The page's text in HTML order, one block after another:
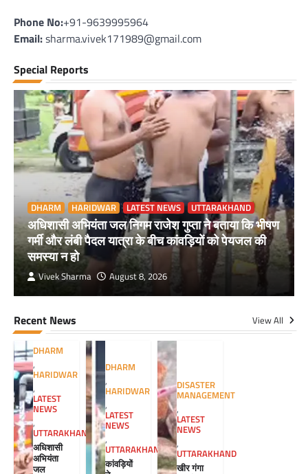
Phone No:+91-9639995964
Email:sharma.vivek171989@gmail.com
Special Reports
DHARM HARIDWAR LATEST NEWS UTTARAKHAND
अधिशासी अभियंता जल निगम राजेश गुप्ता ने बताया कि भीषण
गर्मी और लंबी पैदल यात्रा के बीच कांवड़ियों को पेयजल की
समस्या न हो
Vivek Sharma August 8, 2026
Recent News View All
DHARM
,
HARIDWAR
,
LATEST
NEWS
,
UTTARAKHAND
अधिशासी
अभियंता
जल
DHARM
,
HARIDWAR
,
LATEST
NEWS
,
UTTARAKHAND
कांवड़ियों
DISASTER
MANAGEMENT
,
LATEST
NEWS
,
UTTARAKHAND
खीर गंगा